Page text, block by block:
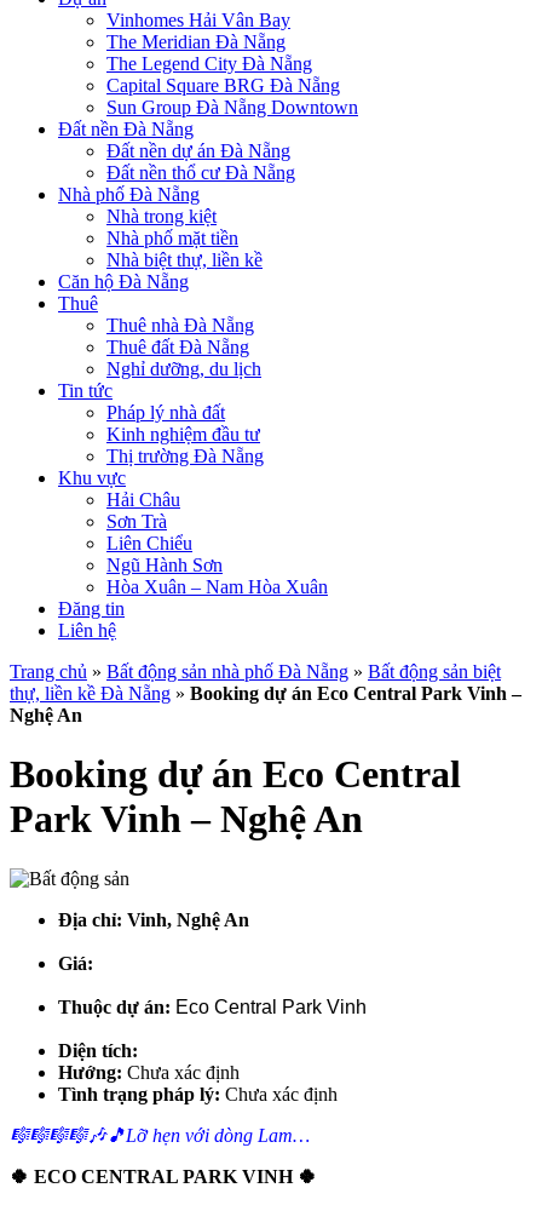
Vinhomes Hải Vân Bay
The Meridian Đà Nẵng
The Legend City Đà Nẵng
Capital Square BRG Đà Nẵng
Sun Group Đà Nẵng Downtown
Đất nền Đà Nẵng
Đất nền dự án Đà Nẵng
Đất nền thổ cư Đà Nẵng
Nhà phố Đà Nẵng
Nhà trong kiệt
Nhà phố mặt tiền
Nhà biệt thự, liền kề
Căn hộ Đà Nẵng
Thuê
Thuê nhà Đà Nẵng
Thuê đất Đà Nẵng
Nghỉ dưỡng, du lịch
Tin tức
Pháp lý nhà đất
Kinh nghiệm đầu tư
Thị trường Đà Nẵng
Khu vực
Hải Châu
Sơn Trà
Liên Chiểu
Ngũ Hành Sơn
Hòa Xuân – Nam Hòa Xuân
Đăng tin
Liên hệ
Trang chủ » Bất động sản nhà phố Đà Nẵng » Bất động sản biệt
thự, liền kề Đà Nẵng » Booking dự án Eco Central Park Vinh –
Nghệ An
Booking dự án Eco Central
Park Vinh – Nghệ An
Địa chỉ: Vinh, Nghệ An
Giá:
Thuộc dự án: Eco Central Park Vinh
Diện tích:
Hướng: Chưa xác định
Tình trạng pháp lý: Chưa xác định
🎼🎼🎼🎼🎶🎵Lỡ hẹn với dòng Lam…
🍀 ECO CENTRAL PARK VINH 🍀